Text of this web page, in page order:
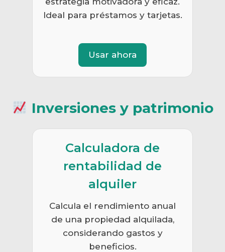
Ideal para préstamos y tarjetas.
Usar ahora
Inversiones y patrimonio
Calculadora de
rentabilidad de
alquiler
Calcula el rendimiento anual
de una propiedad alquilada,
considerando gastos y
beneficios.